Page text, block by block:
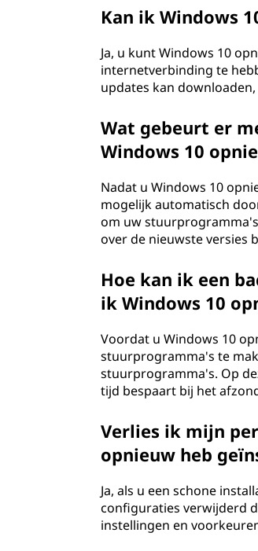
Kan ik Windows
Ja, u kunt Windows 10
internetverbinding te
updates kan
Wat gebeurt er
Windows 10
Nadat u Windows 10
mogelijk automatisch
om uw
over de nieuwste versies
Hoe kan ik een
ik Windows 10
Voordat u Windows 10
stuurprogramma's te
stuurprogramma's. Op
tijd bespaart bij het
Verlies ik mijn
opnieuw heb
Ja, als u een schone
configuraties verwijderd
instellingen en